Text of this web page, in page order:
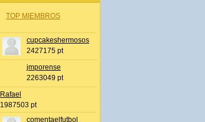
TOP MIEMBROS
cupcakeshermosos
2427175 pt
jmporense
2263049 pt
Rafael
1987503 pt
comentaelfutbol